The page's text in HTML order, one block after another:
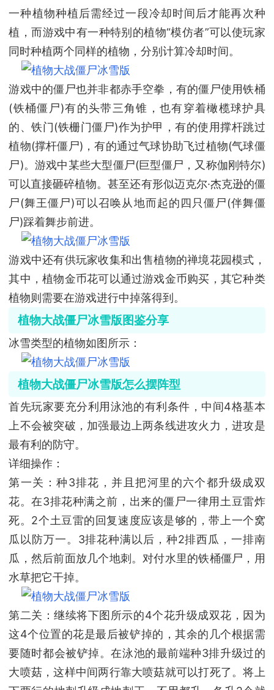
一种植物种植后需经过一段冷却时间后才能再次种
植，而游戏中有一种特别的植物“模仿者”可以使玩家
同时种植两个同样的植物，分别计算冷却时间。
游戏中的僵尸也并非都赤手空拳，有的僵尸使用铁桶
(铁桶僵尸)有的头带三角锥，也有穿着橄榄球护具
的、铁门(铁栅门僵尸)作为护甲，有的使用撑杆跳过
植物(撑杆僵尸)，有的通过气球协助飞过植物(气球僵
尸)。游戏中某些大型僵尸(巨型僵尸，又称伽刚特尔)
可以直接砸碎植物。甚至还有形似迈克尔·杰克逊的僵
尸(舞王僵尸)可以召唤从地而起的四只僵尸(伴舞僵
尸)踩着舞步前进。
游戏中还有供玩家收集和出售植物的禅境花园模式，
其中，植物金币花可以通过游戏金币购买，其它种类
植物则需要在游戏进行中掉落得到。
植物大战僵尸冰雪版图鉴分享
冰雪类型的植物如图所示：
植物大战僵尸冰雪版怎么摆阵型
首先玩家要充分利用泳池的有利条件，中间4格基本
上不会被突破，加强最边上两条线进攻火力，进攻是
最有利的防守。
详细操作：
第一关：种3排花，并且把河里的六个都升级成双
花。在3排花种满之前，出来的僵尸一律用土豆雷炸
死。2个土豆雷的回复速度应该是够的，带上一个窝
瓜以防万一。3排花种满以后，种2排西瓜，一排南
瓜，然后前面放几个地刺。对付水里的铁桶僵尸，用
水草把它干掉。
第二关：继续将下图所示的4个花升级成双花，因为
这4个位置的花是最后被铲掉的，其余的几个根据需
要随时都会被铲掉。在泳池的最前端种3排升级过的
大喷菇，这样中间两行靠大喷菇就可以打死了。将上